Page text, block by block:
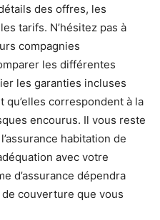
des offres, les
tarifs. N’hésitez pas à
compagnies
les différentes
les garanties incluses
correspondent à la
encourus. Il vous reste
habitation de
avec votre
d’assurance dépendra
couverture que vous